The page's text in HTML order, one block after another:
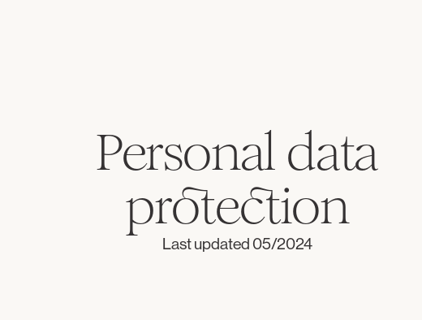
Personal data
protection
Last updated 05/2024